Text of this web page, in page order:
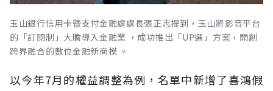
玉山銀行信用卡暨支付金融處處長張正志提到，玉山將影音平台
的「訂閱制」大膽導入金融業 ，成功推出「UP選」方案，開創
跨界融合的數位金融新商模 。
以今年7月的權益調整為例，名單中新增了喜鴻假